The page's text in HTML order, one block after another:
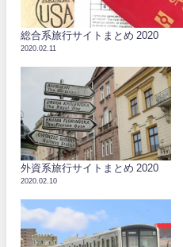
総合系旅行サイトまとめ 2020
2020.02.11
外資系旅行サイトまとめ 2020
2020.02.10